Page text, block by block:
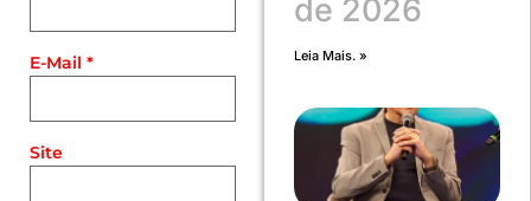
E-Mail *
Site
de 2026
Leia Mais. »